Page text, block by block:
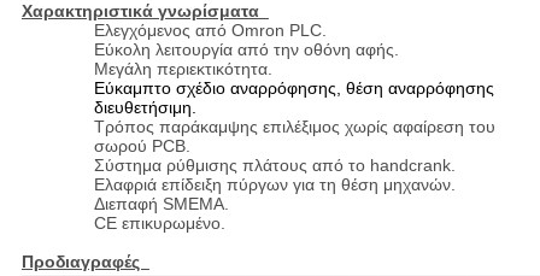
Χαρακτηριστικά γνωρίσματα
Ελεγχόμενος από Omron PLC.
Εύκολη λειτουργία από την οθόνη αφής.
Μεγάλη περιεκτικότητα.
Εύκαμπτο σχέδιο αναρρόφησης, θέση αναρρόφησης
διευθετήσιμη.
Τρόπος παράκαμψης επιλέξιμος χωρίς αφαίρεση του
σωρού PCB.
Σύστημα ρύθμισης πλάτους από το handcrank.
Ελαφριά επίδειξη πύργων για τη θέση μηχανών.
Διεπαφή SMEMA.
CE επικυρωμένο.
Προδιαγραφές